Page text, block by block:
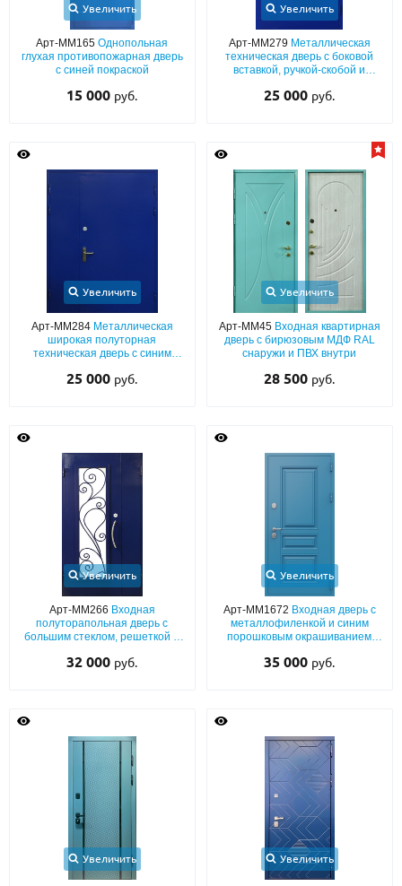
С реечным дизайном
ПО НАЗНАЧЕНИЮ
ПО ОСОБЕННОСТЯМ
Популярные двери
ДВЕРИ С ТЕРМОРАЗРЫВОМ
ГАЛЕРЕЯ
ОПЛАТА
О НАС
КОНТАКТЫ
Металлические двери от производителя с доставкой и установкой в
ПН-СБ - с 9:00 до 21:00, ВС - до 19:00
+7 (495) 411-44-41
INFO@META-M.RU
Каталог Как купить
Увеличить
Арт-ММ165Однопольная
глухая противопожарная дверь
с синей покраской
15 000 руб.
Увеличить
Арт-ММ279 Металлическая
техническая дверь с боковой
вставкой, ручкой-скобой и
25 000 руб.
Увеличить
Арт-ММ284 Металлическая
широкая полуторная
техническая дверь с синим
25 000 руб.
Увеличить
Арт-ММ45 Входная квартирная
дверь с бирюзовым МДФ RAL
снаружи и ПВХ внутри
28 500 руб.
Увеличить
Арт-ММ266 Входная
полуторапольная дверь с
большим стеклом, решеткой и
окрашиванием
32 000 руб.
Увеличить
Арт-ММ1672 Входная дверь с
металлофиленкой и синим
порошковым окрашиванием
35 000 руб.
Увеличить Увеличить